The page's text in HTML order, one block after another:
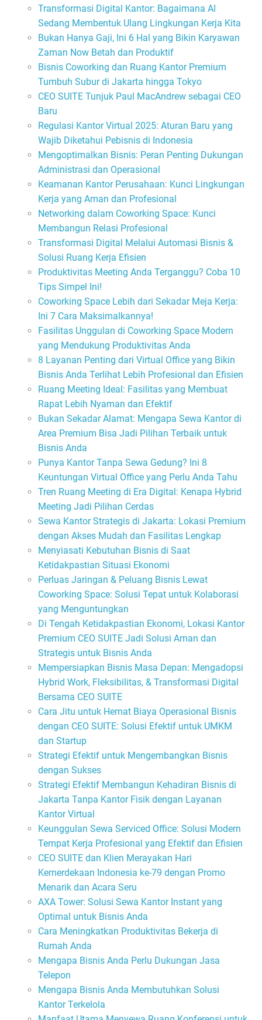
Transformasi Digital Kantor: Bagaimana AI
Sedang Membentuk Ulang Lingkungan Kerja Kita
Bukan Hanya Gaji, Ini 6 Hal yang Bikin Karyawan
Zaman Now Betah dan Produktif
Bisnis Coworking dan Ruang Kantor Premium
Tumbuh Subur di Jakarta hingga Tokyo
CEO SUITE Tunjuk Paul MacAndrew sebagai CEO
Baru
Regulasi Kantor Virtual 2025: Aturan Baru yang
Wajib Diketahui Pebisnis di Indonesia
Mengoptimalkan Bisnis: Peran Penting Dukungan
Administrasi dan Operasional
Keamanan Kantor Perusahaan: Kunci Lingkungan
Kerja yang Aman dan Profesional
Networking dalam Coworking Space: Kunci
Membangun Relasi Profesional
Transformasi Digital Melalui Automasi Bisnis &
Solusi Ruang Kerja Efisien
Produktivitas Meeting Anda Terganggu? Coba 10
Tips Simpel Ini!
Coworking Space Lebih dari Sekadar Meja Kerja:
Ini 7 Cara Maksimalkannya!
Fasilitas Unggulan di Coworking Space Modern
yang Mendukung Produktivitas Anda
8 Layanan Penting dari Virtual Office yang Bikin
Bisnis Anda Terlihat Lebih Profesional dan Efisien
Ruang Meeting Ideal: Fasilitas yang Membuat
Rapat Lebih Nyaman dan Efektif
Bukan Sekadar Alamat: Mengapa Sewa Kantor di
Area Premium Bisa Jadi Pilihan Terbaik untuk
Bisnis Anda
Punya Kantor Tanpa Sewa Gedung? Ini 8
Keuntungan Virtual Office yang Perlu Anda Tahu
Tren Ruang Meeting di Era Digital: Kenapa Hybrid
Meeting Jadi Pilihan Cerdas
Sewa Kantor Strategis di Jakarta: Lokasi Premium
dengan Akses Mudah dan Fasilitas Lengkap
Menyiasati Kebutuhan Bisnis di Saat
Ketidakpastian Situasi Ekonomi
Perluas Jaringan & Peluang Bisnis Lewat
Coworking Space: Solusi Tepat untuk Kolaborasi
yang Menguntungkan
Di Tengah Ketidakpastian Ekonomi, Lokasi Kantor
Premium CEO SUITE Jadi Solusi Aman dan
Strategis untuk Bisnis Anda
Mempersiapkan Bisnis Masa Depan: Mengadopsi
Hybrid Work, Fleksibilitas, & Transformasi Digital
Bersama CEO SUITE
Cara Jitu untuk Hemat Biaya Operasional Bisnis
dengan CEO SUITE: Solusi Efektif untuk UMKM
dan Startup
Strategi Efektif untuk Mengembangkan Bisnis
dengan Sukses
Strategi Efektif Membangun Kehadiran Bisnis di
Jakarta Tanpa Kantor Fisik dengan Layanan
Kantor Virtual
Keunggulan Sewa Serviced Office: Solusi Modern
Tempat Kerja Profesional yang Efektif dan Efisien
CEO SUITE dan Klien Merayakan Hari
Kemerdekaan Indonesia ke-79 dengan Promo
Menarik dan Acara Seru
AXA Tower: Solusi Sewa Kantor Instant yang
Optimal untuk Bisnis Anda
Cara Meningkatkan Produktivitas Bekerja di
Rumah Anda
Mengapa Bisnis Anda Perlu Dukungan Jasa
Telepon
Mengapa Bisnis Anda Membutuhkan Solusi
Kantor Terkelola